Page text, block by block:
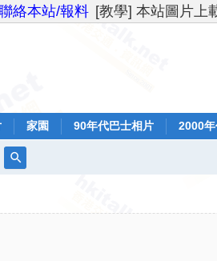
絡本站/報料 [教學] 本站圖片上
家園 90年代巴士相片 2000